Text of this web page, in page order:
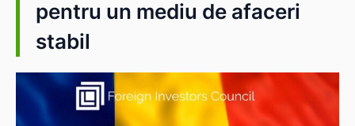
pentru un mediu de afaceri
stabil